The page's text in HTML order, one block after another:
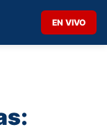
EN VIVO